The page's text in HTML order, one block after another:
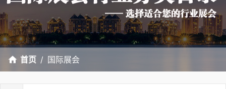
首页 国际展会